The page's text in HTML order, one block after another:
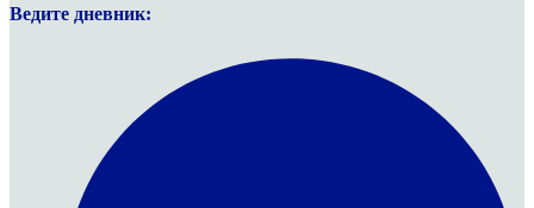
Ведите дневник: